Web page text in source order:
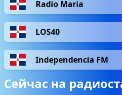
Radio Maria
LOS40
Independencia FM
Сейчас на